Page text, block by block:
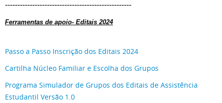
---------------------------------------------------
Ferramentas de apoio- Editais 2024
Passo a Passo Inscrição dos Editais 2024
Cartilha Núcleo Familiar e Escolha dos Grupos
Programa Simulador de Grupos dos Editais de Assistência
Estudantil Versão 1.0